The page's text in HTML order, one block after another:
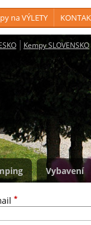
na VÝLETY
Kempy SLOVENSKO
Vybavení
*